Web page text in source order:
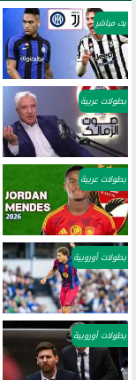
بث مباشر
بطولات عربية
بطولات عربية
بطولات أوروبية
بطولات أوروبية